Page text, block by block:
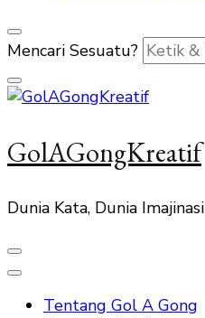
Mencari Sesuatu?
GolAGongKreatif
Dunia Kata, Dunia Imajinasi
Tentang Gol A Gong